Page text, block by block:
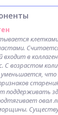
входит в
С возрастом
уменьшается,
поддерживать
овал